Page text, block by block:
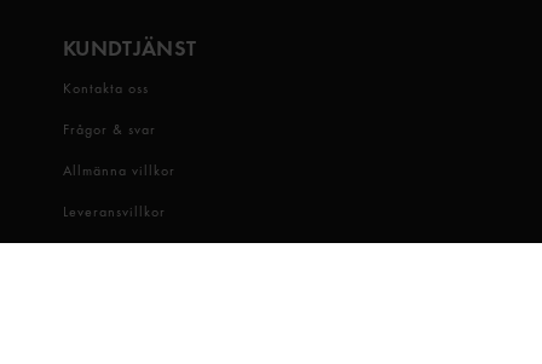
KUNDTJÄNST
Kontakta oss
Frågor & svar
Allmänna villkor
Leveransvillkor